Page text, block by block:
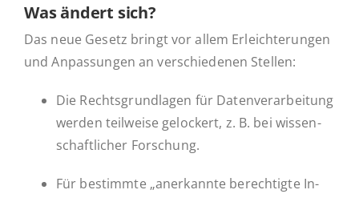
Was ändert sich?
Das neue Gesetz bringt vor allem Er­leich­te­run­gen
und An­pas­sun­gen an ver­schie­de­nen Stellen:
Die Rechts­grund­la­gen für Da­ten­ver­ar­bei­tung
werden teil­wei­se ge­lo­ckert, z. B. bei wis­sen­
schaft­li­cher Forschung.
Für be­stimm­te „an­er­kann­te be­rech­tig­te In­